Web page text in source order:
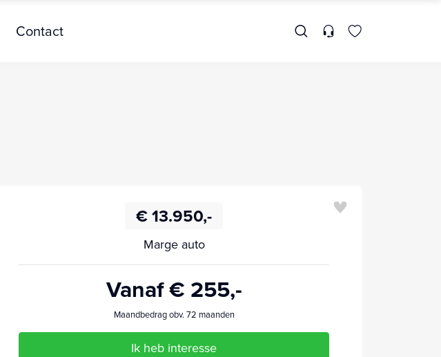
Contact
€ 13.950,-
Marge auto
Vanaf € 255,-
Maandbedrag obv. 72 maanden
Ik heb interesse